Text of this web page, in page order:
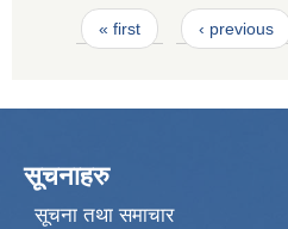
Pages
« first ‹ previous
सूचनाहरु
सूचना तथा समाचार